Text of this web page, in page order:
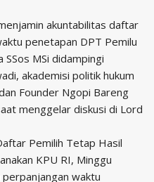
akuntabilitas daftar
penetapan DPT Pemilu
SSos MSi didampingi
akademisi politik hukum
Founder Ngopi Bareng
menggelar diskusi di Lord
Pemilih Tetap Hasil
KPU RI, Minggu
waktu